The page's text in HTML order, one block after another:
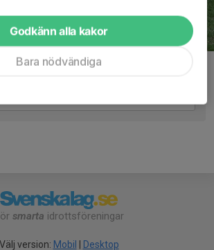
smarta idrottsföreningar
Välj version: Mobil | Desktop
Godkänn alla kakor
Bara nödvändiga